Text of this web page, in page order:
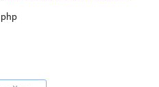
php